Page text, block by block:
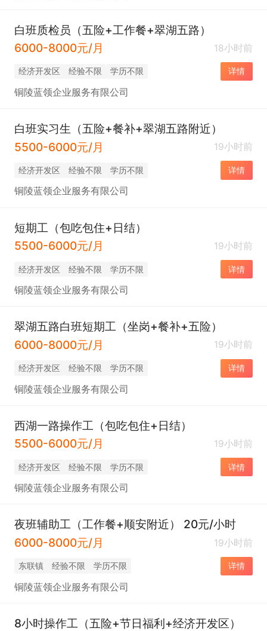
白班质检员（五险+工作餐+翠湖五路）
6000-8000元/月
18小时前
经济开发区 经验不限 学历不限 详情
铜陵蓝领企业服务有限公司
白班实习生（五险+餐补+翠湖五路附近）
5500-6000元/月
19小时前
经济开发区 经验不限 学历不限 详情
铜陵蓝领企业服务有限公司
短期工（包吃包住+日结）
5500-6000元/月
19小时前
经济开发区 经验不限 学历不限 详情
铜陵蓝领企业服务有限公司
翠湖五路白班短期工（坐岗+餐补+五险）
6000-8000元/月
19小时前
经济开发区 经验不限 学历不限 详情
铜陵蓝领企业服务有限公司
西湖一路操作工（包吃包住+日结）
5500-6000元/月
19小时前
经济开发区 经验不限 学历不限 详情
铜陵蓝领企业服务有限公司
夜班辅助工（工作餐+顺安附近） 20元/小时
6000-8000元/月
19小时前
东联镇 经验不限 学历不限 详情
铜陵蓝领企业服务有限公司
8小时操作工（五险+节日福利+经济开发区）